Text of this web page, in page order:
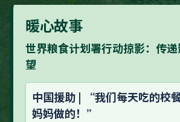
暖心故事
世界粮食计划署行动掠影：传
望
中国援助 | “我们每天吃的校
妈妈做的！”